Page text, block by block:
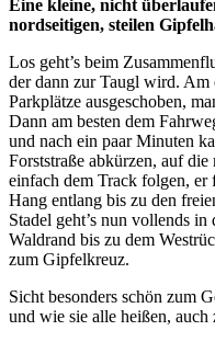
Eine kleine, nicht
nordseitigen, steilen
Los geht’s beim
der dann zur Taugl wird. Am
Parkplätze ausgeschoben,
Dann am besten dem
und nach ein paar Minuten
Forststraße abkürzen, auf
einfach dem Track folgen, er
Hang entlang bis zu den
Stadel geht’s nun vollends
Waldrand bis zu dem
zum Gipfelkreuz.
Sicht besonders schön zum
und wie sie alle heißen,